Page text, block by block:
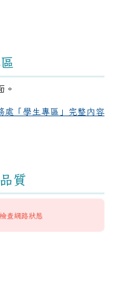
。
處「學生專區」完整內容
質
查網路狀態